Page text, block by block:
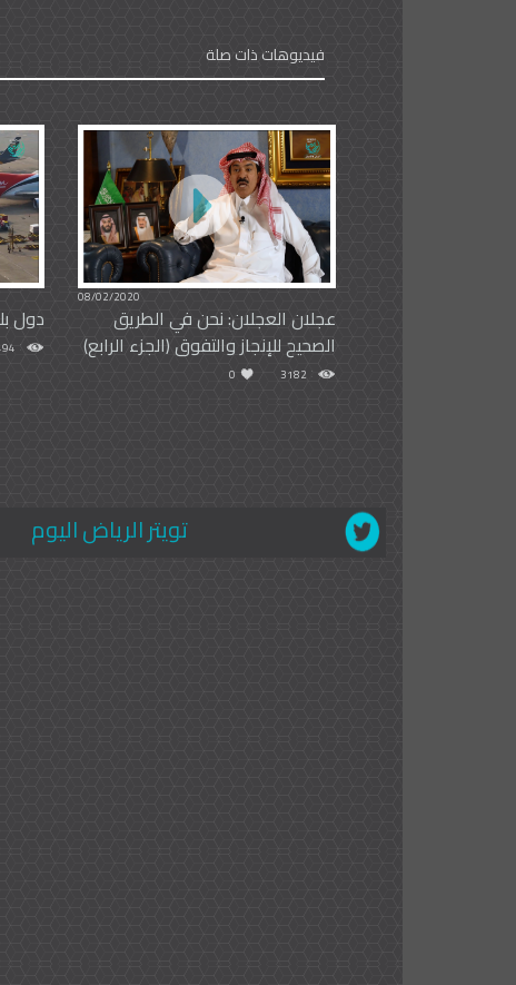
فيديوهات ذات صلة
08/02/2020
عجلان العجلان: نحن في الطريق
الصحيح للإنجاز والتفوق (الجزء الرابع)
3182
0
دول
تويتر الرياض اليوم